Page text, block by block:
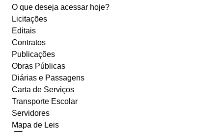
O que deseja acessar hoje?
Licitações
Editais
Contratos
Publicações
Obras Públicas
Diárias e Passagens
Carta de Serviços
Transporte Escolar
Servidores
Mapa de Leis